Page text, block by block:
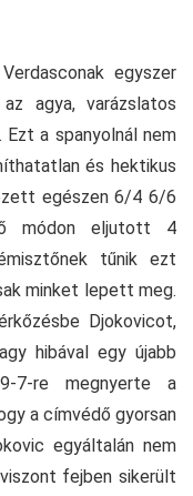
egyszer
agya, varázslatos
a spanyolnál nem
és hektikus
egészen 6/4 6/6
módon eljutott 4
tűnik ezt
minket lepett meg.
Djokovicot,
hibával egy újabb
7-re megnyerte a
a címvédő gyorsan
egyáltalán nem
fejben sikerült